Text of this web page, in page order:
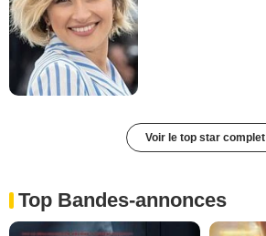
Voir le top star complet
Top Bandes-annonces